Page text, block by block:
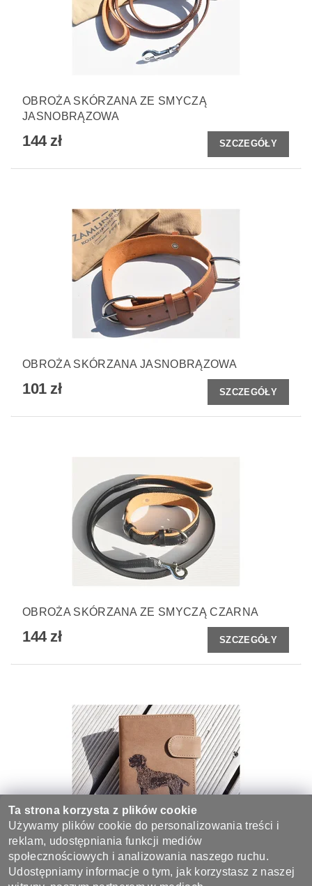
OBROŻA SKÓRZANA ZE SMYCZĄ
JASNOBRĄZOWA
144 zł SZCZEGÓŁY
OBROŻA SKÓRZANA JASNOBRĄZOWA
101 zł SZCZEGÓŁY
OBROŻA SKÓRZANA ZE SMYCZĄ CZARNA
144 zł SZCZEGÓŁY
PORTFEL DAMSKI 11 "CZESKI FOUSEK"
Ta strona korzysta z plików cookie
Używamy plików cookie do personalizowania treści i
reklam, udostępniania funkcji mediów
społecznościowych i analizowania naszego ruchu.
Udostępniamy informacje o tym, jak korzystasz z naszej